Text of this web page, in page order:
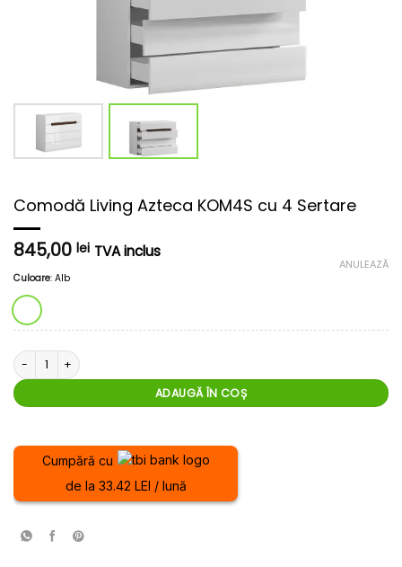
Comodă Living Azteca KOM4S cu 4 Sertare
845,00 lei TVA inclus
Culoare: Alb
ANULEAZĂ
Cantitate Comodă Living Azteca KOM4S cu 4 Sertare
ADAUGĂ ÎN COȘ
Cumpără cu
de la 33.42 LEI / lună